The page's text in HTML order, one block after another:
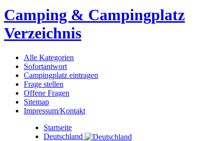
Camping & Campingplatz
Verzeichnis
Alle Kategorien
Sofortantwort
Campingplatz eintragen
Frage stellen
Offene Fragen
Sitemap
Impressum/Kontakt
Startseite
Deutschland